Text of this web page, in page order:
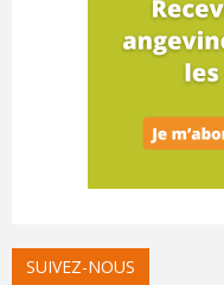
SUIVEZ-NOUS